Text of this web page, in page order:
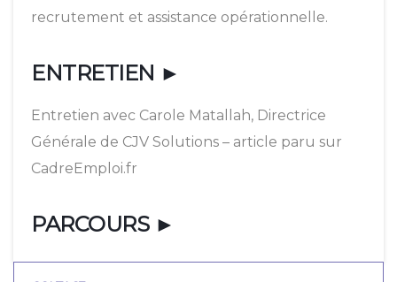
recrutement et assistance opérationnelle.
ENTRETIEN ►
Entretien avec Carole Matallah, ‎Directrice
Générale de CJV Solutions – article paru sur
CadreEmploi.fr
PARCOURS ►